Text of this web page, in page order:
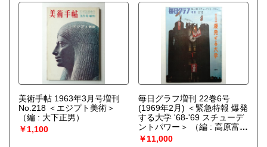
美術手帖 1963年3月号増刊
No.218 ＜エジプト美術＞
（編 : 大下正男）
￥1,100
毎日グラフ増刊 22巻6号
(1969年2月) ＜緊急特報 爆発
する大学 '68-'69 スチューデ
ントパワー＞
（編 : 高原富保
; 写真 : 吉野章朗、米津孝、
￥11,000